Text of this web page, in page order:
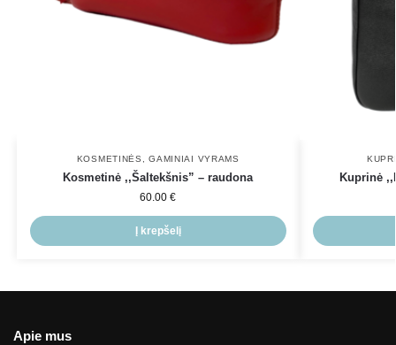
KOSMETINĖS ,GAMINIAI VYRAMS
Kosmetinė ,,Šaltekšnis” – raudona
60.00€
Į krepšelį
Kuprinė
Apie mus